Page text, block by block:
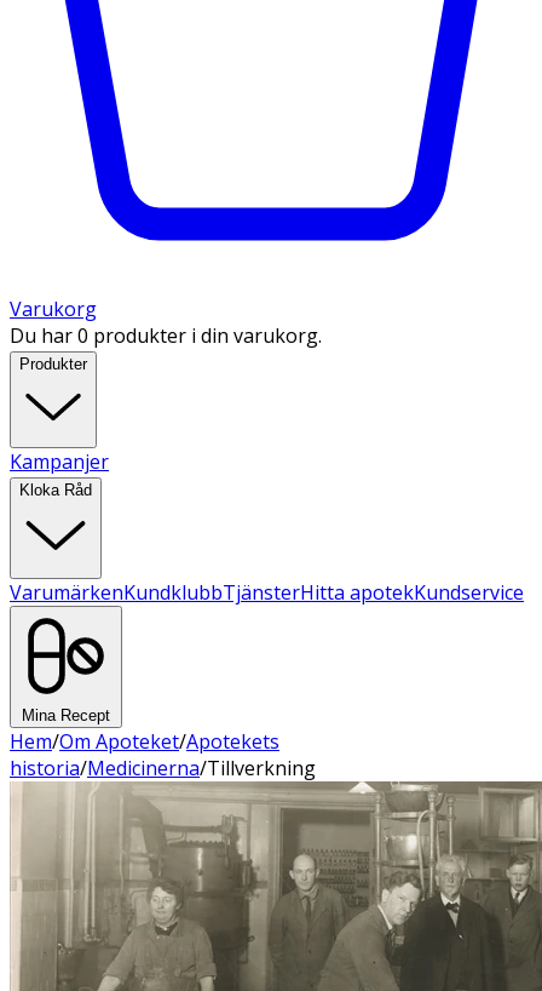
Varukorg
Du har 0 produkter i din varukorg.
Produkter
Kampanjer
Kloka Råd
VarumärkenKundklubbTjänsterHitta apotekKundservice
Mina Recept
Hem/Om Apoteket/Apotekets
historia/Medicinerna/Tillverkning